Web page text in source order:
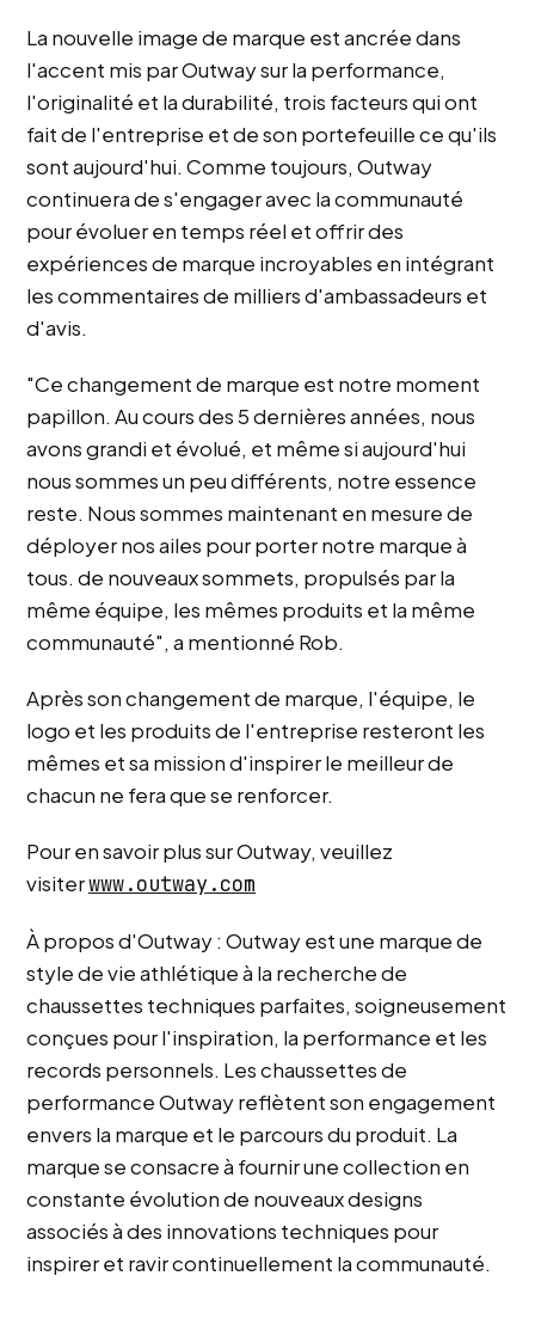
La nouvelle image de marque est ancrée dans
l'accent mis par Outway sur la performance,
l'originalité et la durabilité, trois facteurs qui ont
fait de l'entreprise et de son portefeuille ce qu'ils
sont aujourd'hui. Comme toujours, Outway
continuera de s'engager avec la communauté
pour évoluer en temps réel et offrir des
expériences de marque incroyables en intégrant
les commentaires de milliers d'ambassadeurs et
d'avis.
"Ce changement de marque est notre moment
papillon. Au cours des 5 dernières années, nous
avons grandi et évolué, et même si aujourd'hui
nous sommes un peu différents, notre essence
reste. Nous sommes maintenant en mesure de
déployer nos ailes pour porter notre marque à
tous. de nouveaux sommets, propulsés par la
même équipe, les mêmes produits et la même
communauté", a mentionné Rob.
Après son changement de marque, l'équipe, le
logo et les produits de l'entreprise resteront les
mêmes et sa mission d'inspirer le meilleur de
chacun ne fera que se renforcer.
Pour en savoir plus sur Outway, veuillez
visiterwww.outway.com
À propos d'Outway : Outway est une marque de
style de vie athlétique à la recherche de
chaussettes techniques parfaites, soigneusement
conçues pour l'inspiration, la performance et les
records personnels. Les chaussettes de
performance Outway reflètent son engagement
envers la marque et le parcours du produit. La
marque se consacre à fournir une collection en
constante évolution de nouveaux designs
associés à des innovations techniques pour
inspirer et ravir continuellement la communauté.
s